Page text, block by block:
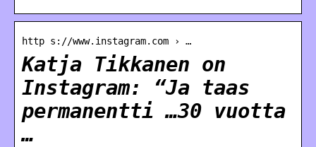
http s://www.instagram.com › …
Katja Tikkanen on
Instagram: “Ja taas
permanentti …30 vuotta
…